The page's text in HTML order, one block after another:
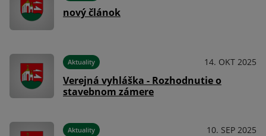
nový článok
Aktuality 14. OKT 2025
Verejná vyhláška - Rozhodnutie o
stavebnom zámere
Aktuality 10. SEP 2025